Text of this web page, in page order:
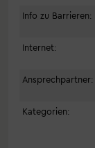
Info zu Barrieren:
Internet:
Ansprechpartner:
Kategorien: